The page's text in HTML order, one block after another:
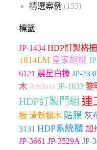
精選案例 (153)
標籤
JP-1434 HDP訂製格柵
1814LM 皇家胡桃
6121 晨星白橡 JP-
木 Artfloor JP-1633 黎
HDP訂製門組 連
板 清新楓木 貼膜 灰
3131 HDP系統櫃 加
JP-3661 JP-3529A JP-